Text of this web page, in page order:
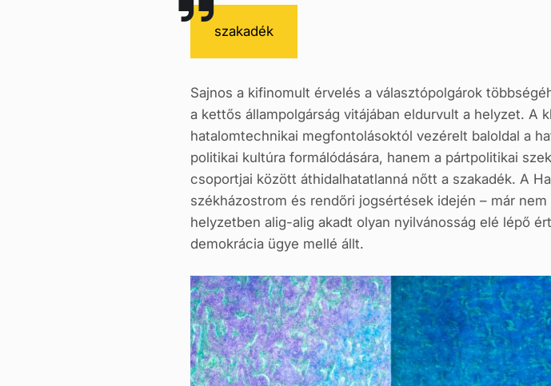
szakadék
Sajnos a kifinomult érvelés a választópolgárok
a kettős állampolgárság vitájában eldurvult a helyzet.
hatalomtechnikai megfontolásoktól vezérelt baloldal a
politikai kultúra formálódására, hanem a pártpolitikai
csoportjai között áthidalhatatlanná nőtt a szakadék. A
székházostrom és rendőri jogsértések idején – már
helyzetben alig-alig akadt olyan nyilvánosság elé lépő
demokrácia ügye mellé állt.